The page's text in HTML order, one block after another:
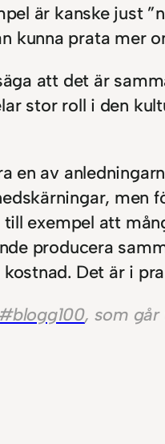
är kanske just
kunna prata mer
att det är
stor roll i den
en av
exempel att
producera
Det är i
, som går